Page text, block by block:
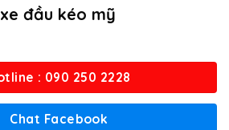
đầu kéo mỹ
: 090 250 2228
Chat Facebook